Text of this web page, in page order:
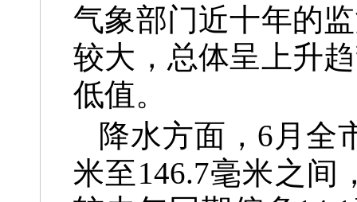
气象部门近十年的
较大，总体呈上升
低值。
降水方面，6月全
米至146.7毫米之间